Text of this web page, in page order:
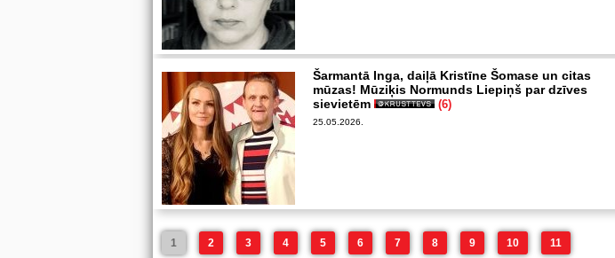
Šarmantā Inga, daiļā Kristīne Šomase un citas
mūzas! Mūziķis Normunds Liepiņš par dzīves
sievietēm
(6)
25.05.2026.
1 2 3 4 5 6 7 8 9 10 11